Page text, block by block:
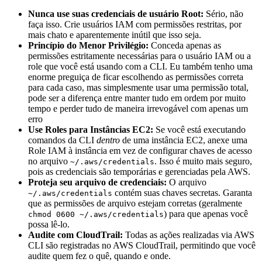
Nunca use suas credenciais de usuário Root: Sério, não
faça isso. Crie usuários IAM com permissões restritas, por
mais chato e aparentemente inútil que isso seja.
Princípio do Menor Privilégio: Conceda apenas as
permissões estritamente necessárias para o usuário IAM ou a
role que você está usando com a CLI. Eu também tenho uma
enorme preguiça de ficar escolhendo as permissões correta
para cada caso, mas simplesmente usar uma permissão total,
pode ser a diferença entre manter tudo em ordem por muito
tempo e perder tudo de maneira irrevogável com apenas um
erro
Use Roles para Instâncias EC2: Se você está executando
comandos da CLI dentro de uma instância EC2, anexe uma
Role IAM à instância em vez de configurar chaves de acesso
no arquivo ~/.aws/credentials. Isso é muito mais seguro,
pois as credenciais são temporárias e gerenciadas pela AWS.
Proteja seu arquivo de credenciais: O arquivo
~/.aws/credentials contém suas chaves secretas. Garanta
que as permissões de arquivo estejam corretas (geralmente
chmod 0600 ~/.aws/credentials) para que apenas você
possa lê-lo.
Audite com CloudTrail: Todas as ações realizadas via AWS
CLI são registradas no AWS CloudTrail, permitindo que você
audite quem fez o quê, quando e onde.